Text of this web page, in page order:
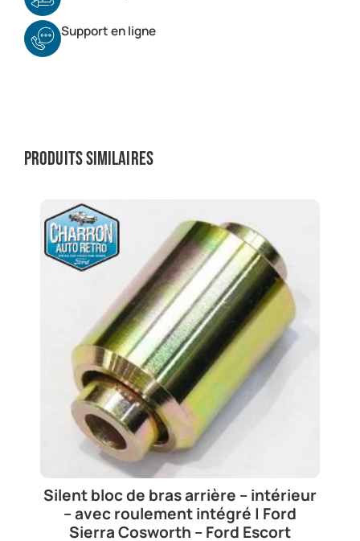
Support en ligne
Produits similaires
Silent bloc de bras arrière – intérieur
– avec roulement intégré | Ford
Sierra Cosworth – Ford Escort